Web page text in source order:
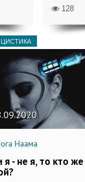
128
Наама
я - не я, то кто